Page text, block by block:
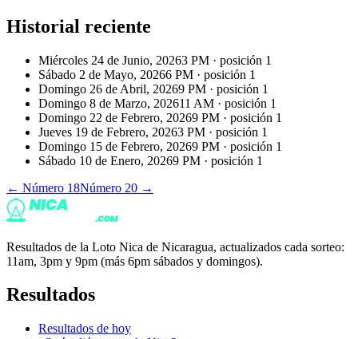
Historial reciente
Miércoles 24 de Junio, 20263 PM · posición 1
Sábado 2 de Mayo, 20266 PM · posición 1
Domingo 26 de Abril, 20269 PM · posición 1
Domingo 8 de Marzo, 202611 AM · posición 1
Domingo 22 de Febrero, 20269 PM · posición 1
Jueves 19 de Febrero, 20263 PM · posición 1
Domingo 15 de Febrero, 20269 PM · posición 1
Sábado 10 de Enero, 20269 PM · posición 1
← Número 18Número 20 →
Resultados de la Loto Nica de Nicaragua, actualizados cada sorteo:
11am, 3pm y 9pm (más 6pm sábados y domingos).
Resultados
Resultados de hoy